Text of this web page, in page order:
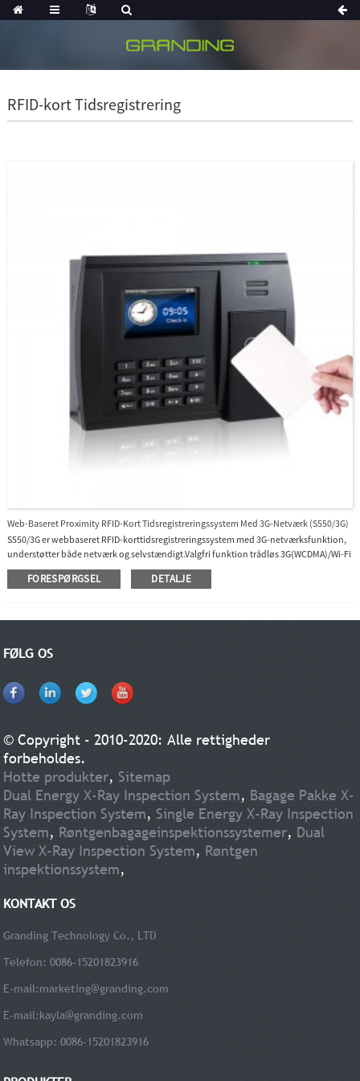
RFID-kort Tidsregistrering
Web-Baseret Proximity RFID-Kort Tidsregistreringssystem Med 3G-Netværk (S550/3G)
S550/3G er webbaseret RFID-korttidsregistreringssystem med 3G-netværksfunktion,
understøtter både netværk og selvstændigt.Valgfri funktion trådløs 3G(WCDMA)/Wi-Fi
gør kommunikation med pc nemmere.USB-flashdrev til offline datahåndtering.Vi
leverer gratis SDK, selvstændig og webbaseret software.Den webbaserede software er
FORESPØRGSEL DETALJE
FØLG OS
© Copyright - 2010-2020: Alle rettigheder
forbeholdes.
Hotte produkter, Sitemap
Dual Energy X-Ray Inspection System, Bagage Pakke X-
Ray Inspection System, Single Energy X-Ray Inspection
System, Røntgenbagageinspektionssystemer, Dual
View X-Ray Inspection System, Røntgen
inspektionssystem,
KONTAKT OS
Granding Technology Co., LTD
Telefon: 0086-15201823916
E-mail:marketing@granding.com
E-mail:kayla@granding.com
Whatsapp: 0086-15201823916